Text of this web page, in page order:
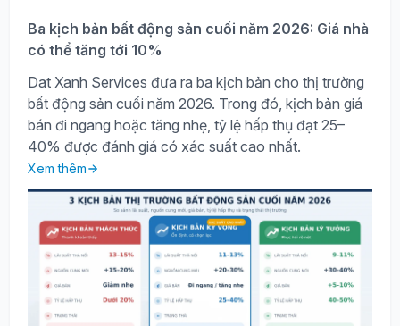
Ba kịch bản bất động sản cuối năm 2026: Giá nhà
có thể tăng tới 10%
Dat Xanh Services đưa ra ba kịch bản cho thị trường
bất động sản cuối năm 2026. Trong đó, kịch bản giá
bán đi ngang hoặc tăng nhẹ, tỷ lệ hấp thụ đạt 25–
40% được đánh giá có xác suất cao nhất.
Xem thêm